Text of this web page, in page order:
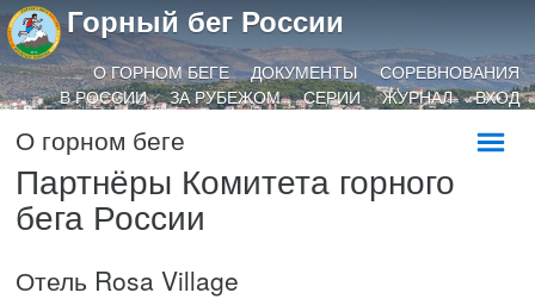
Горный бег России
О ГОРНОМ БЕГЕ ДОКУМЕНТЫ
СОРЕВНОВАНИЯ
В РОССИИ
ЗА РУБЕЖОМ СЕРИИ ЖУРНАЛ ВХОД
О горном беге
Партнёры Комитета горного
бега России
Отель Rosa Village